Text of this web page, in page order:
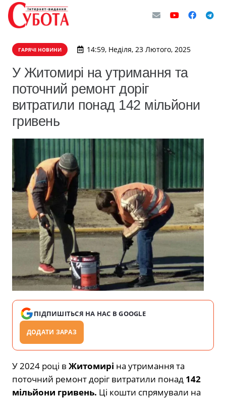
ГАРЯЧІ НОВИНИ 14:59, Неділя, 23 Лютого, 2025
У Житомирі на утримання та
поточний ремонт доріг
витратили понад 142 мільйони
гривень
ПІДПИШІТЬСЯ НА НАС В GOOGLE
ДОДАТИ ЗАРАЗ
У 2024 році в Житомирі на утримання та
поточний ремонт доріг витратили понад 142
мільйони гривень. Ці кошти спрямували на